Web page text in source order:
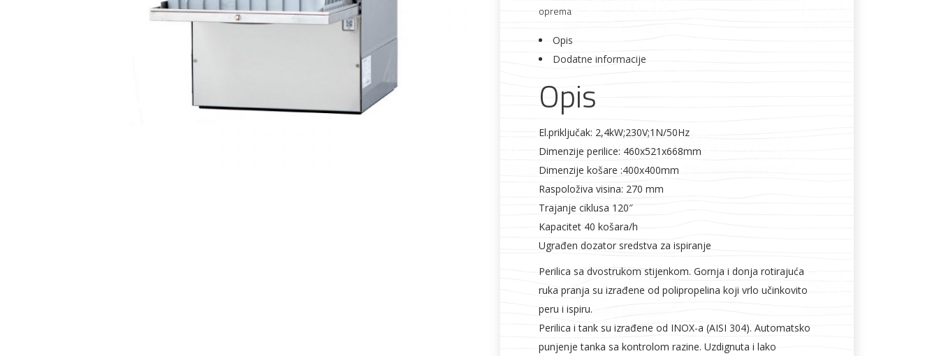
Rasvjeta
Elektromaterijal
oprema
Opis
Dodatne informacije
Opis
El.priključak: 2,4kW;230V;1N/50Hz
Dimenzije perilice: 460x521x668mm
Dimenzije košare :400x400mm
Raspoloživa visina: 270 mm
Trajanje ciklusa 120″
Kapacitet 40 košara/h
Ugrađen dozator sredstva za ispiranje
Perilica sa dvostrukom stijenkom. Gornja i donja rotirajuća
ruka pranja su izrađene od polipropelina koji vrlo učinkovito
peru i ispiru.
Perilica i tank su izrađene od INOX-a (AISI 304). Automatsko
punjenje tanka sa kontrolom razine. Uzdignuta i lako